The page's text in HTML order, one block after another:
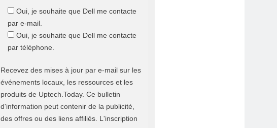
Oui, je souhaite que Dell me contacte
par e-mail.
Oui, je souhaite que Dell me contacte
par téléphone.
Recevez des mises à jour par e-mail sur les
événements locaux, les ressources et les
produits de Uptech.Today. Ce bulletin
d'information peut contenir de la publicité,
des offres ou des liens affiliés. L'inscription